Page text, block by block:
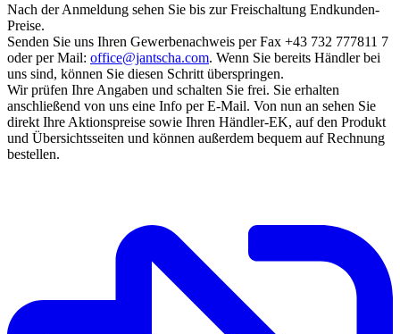
Nach der Anmeldung sehen Sie bis zur Freischaltung Endkunden-
Preise.
Senden Sie uns Ihren Gewerbenachweis per Fax +43 732 777811 7
oder per Mail: office@jantscha.com. Wenn Sie bereits Händler bei
uns sind, können Sie diesen Schritt überspringen.
Wir prüfen Ihre Angaben und schalten Sie frei. Sie erhalten
anschließend von uns eine Info per E-Mail. Von nun an sehen Sie
direkt Ihre Aktionspreise sowie Ihren Händler-EK, auf den Produkt
und Übersichtsseiten und können außerdem bequem auf Rechnung
bestellen.